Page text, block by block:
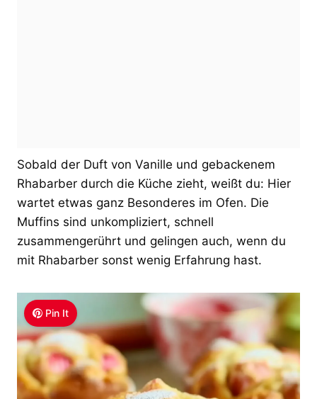
Sobald der Duft von Vanille und gebackenem
Rhabarber durch die Küche zieht, weißt du: Hier
wartet etwas ganz Besonderes im Ofen. Die
Muffins sind unkompliziert, schnell
zusammengerührt und gelingen auch, wenn du
mit Rhabarber sonst wenig Erfahrung hast.
Pin It